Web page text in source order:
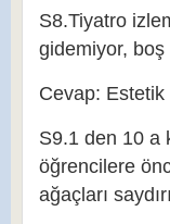
S8.Tiyatro
gidemiyor,
Cevap: Estetik
S9.1 den 10 a
öğrencilere
ağaçları